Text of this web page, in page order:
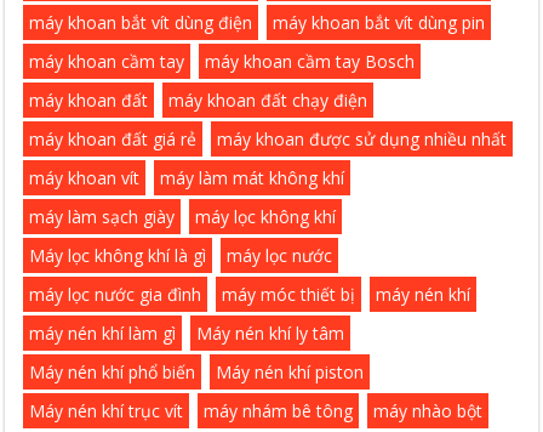
máy khoan bắt vít dùng điện
máy khoan bắt vít dùng pin
máy khoan cầm tay
máy khoan cầm tay Bosch
máy khoan đất
máy khoan đất chạy điện
máy khoan đất giá rẻ
máy khoan được sử dụng nhiều nhất
máy khoan vít
máy làm mát không khí
máy làm sạch giày
máy lọc không khí
Máy lọc không khí là gì
máy lọc nước
máy lọc nước gia đình
máy móc thiết bị
máy nén khí
máy nén khí làm gì
Máy nén khí ly tâm
Máy nén khí phổ biến
Máy nén khí piston
Máy nén khí trục vít
máy nhám bê tông
máy nhào bột